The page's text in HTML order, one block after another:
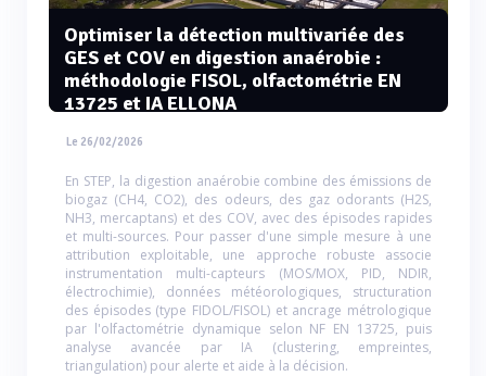
Optimiser la détection multivariée des
GES et COV en digestion anaérobie :
méthodologie FISOL, olfactométrie EN
13725 et IA ELLONA
Le 26/02/2026
En STEP, la digestion anaérobie combine des émissions de
biogaz (CH4, CO2), des odeurs, des gaz odorants (H2S,
NH3, mercaptans) et des COV, avec des épisodes rapides
et multi-sources. Pour passer d'une simple mesure à une
attribution exploitable, une approche robuste associe
instrumentation multi-capteurs (MOS/MOX, PID, NDIR,
électrochimie), données météorologiques, structuration
des épisodes (type FIDOL/FISOL) et ancrage métrologique
par l'olfactométrie dynamique selon NF EN 13725, puis
analyse avancée par IA (clustering, empreintes,
triangulation) pour alerte et aide à la décision.